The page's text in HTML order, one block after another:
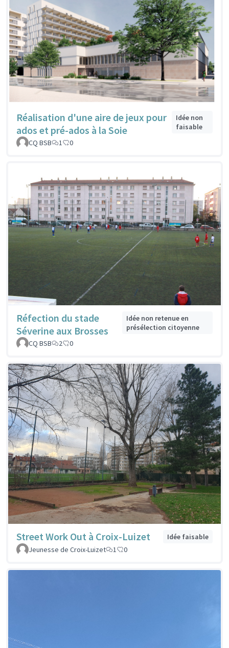
Réalisation d'une aire de jeux pour
ados et pré-ados à la Soie
Idée non
faisable
CQ BSB
1 0
Réfection du stade
Séverine aux Brosses
Idée non retenue en
présélection citoyenne
CQ BSB
2 0
Street Work Out à Croix-Luizet
Idée faisable
Jeunesse de Croix-Luizet
1 0